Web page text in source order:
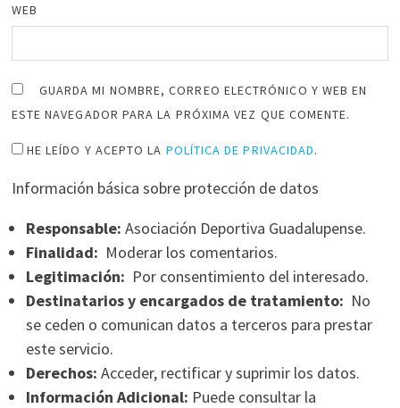
WEB
GUARDA MI NOMBRE, CORREO ELECTRÓNICO Y WEB EN
ESTE NAVEGADOR PARA LA PRÓXIMA VEZ QUE COMENTE.
HE LEÍDO Y ACEPTO LA POLÍTICA DE PRIVACIDAD.
Información básica sobre protección de datos
Responsable: Asociación Deportiva Guadalupense.
Finalidad: Moderar los comentarios.
Legitimación: Por consentimiento del interesado.
Destinatarios y encargados de tratamiento: No
se ceden o comunican datos a terceros para prestar
este servicio.
Derechos: Acceder, rectificar y suprimir los datos.
Información Adicional: Puede consultar la